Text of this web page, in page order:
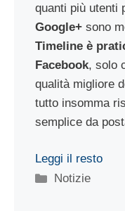
quanti più utenti
Google+ sono
Timeline è
Facebook, solo
qualità migliore
tutto insomma
semplice da
Leggi il resto
Categorie
Notizie